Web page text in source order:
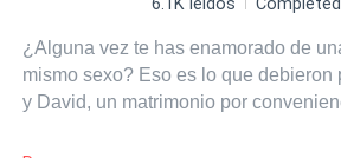
¿Alguna vez te has enamorado de
mismo sexo? Eso es lo que debieron
y David, un matrimonio por